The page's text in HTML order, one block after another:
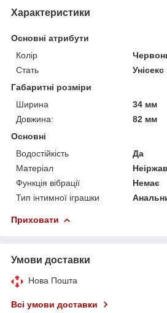
Характеристики
Основні атрибути
Колір
Стать
Унісекс
Габаритні розміри
Ширина
34 мм
Довжина:
82 мм
Основні
Водостійкість
Да
Матеріал
Функція вібрації
Немає
Тип інтимної іграшки
Приховати
Умови доставки
Нова Пошта
Всі умови доставки